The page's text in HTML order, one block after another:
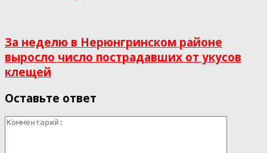
За неделю в Нерюнгринском районе
выросло число пострадавших от укусов
клещей
Оставьте ответ